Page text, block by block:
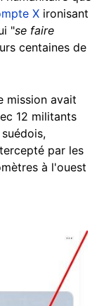
X ironisant
"se faire
centaines de
mission avait
12 militants
par les
à l'ouest